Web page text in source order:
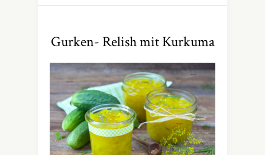
Gurken- Relish mit Kurkuma